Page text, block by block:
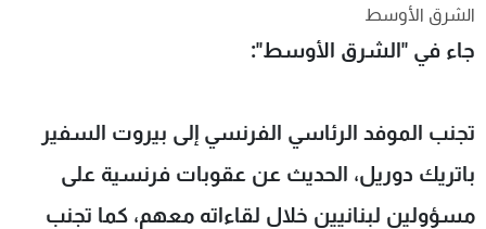
الشرق الأوسط
جاء في "الشرق الأوسط":
تجنب الموفد الرئاسي الفرنسي إلى بيروت السفير
باتريك دوريل، الحديث عن عقوبات فرنسية على
مسؤولين لبنانيين خلال لقاءاته معهم، كما تجنب
شاهد البرامج
الترددات
عن MTV
الإنـتـاج
لاعلاناتكم
وظائف
تواصل معنا
شروط الإسـتخدام
سياسة الخصوصية